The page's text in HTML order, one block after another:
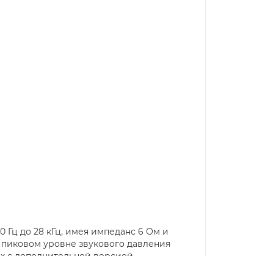
Гц до 28 кГц, имея импеданс 6 Ом и
уровне звукового давления